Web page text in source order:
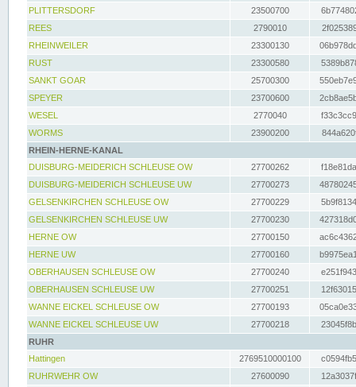
PLITTERSDORF
23500700
REES
2790010
RHEINWEILER
23300130
RUST
23300580
SANKT GOAR
25700300
SPEYER
23700600
WESEL
2770040
WORMS
23900200
RHEIN-HERNE-KANAL
DUISBURG-MEIDERICH SCHLEUSE OW
27700262
DUISBURG-MEIDERICH SCHLEUSE UW
27700273
GELSENKIRCHEN SCHLEUSE OW
27700229
GELSENKIRCHEN SCHLEUSE UW
27700230
HERNE OW
27700150
HERNE UW
27700160
OBERHAUSEN SCHLEUSE OW
27700240
OBERHAUSEN SCHLEUSE UW
27700251
WANNE EICKEL SCHLEUSE OW
27700193
WANNE EICKEL SCHLEUSE UW
27700218
RUHR
Hattingen
2769510000100
RUHRWEHR OW
27600090